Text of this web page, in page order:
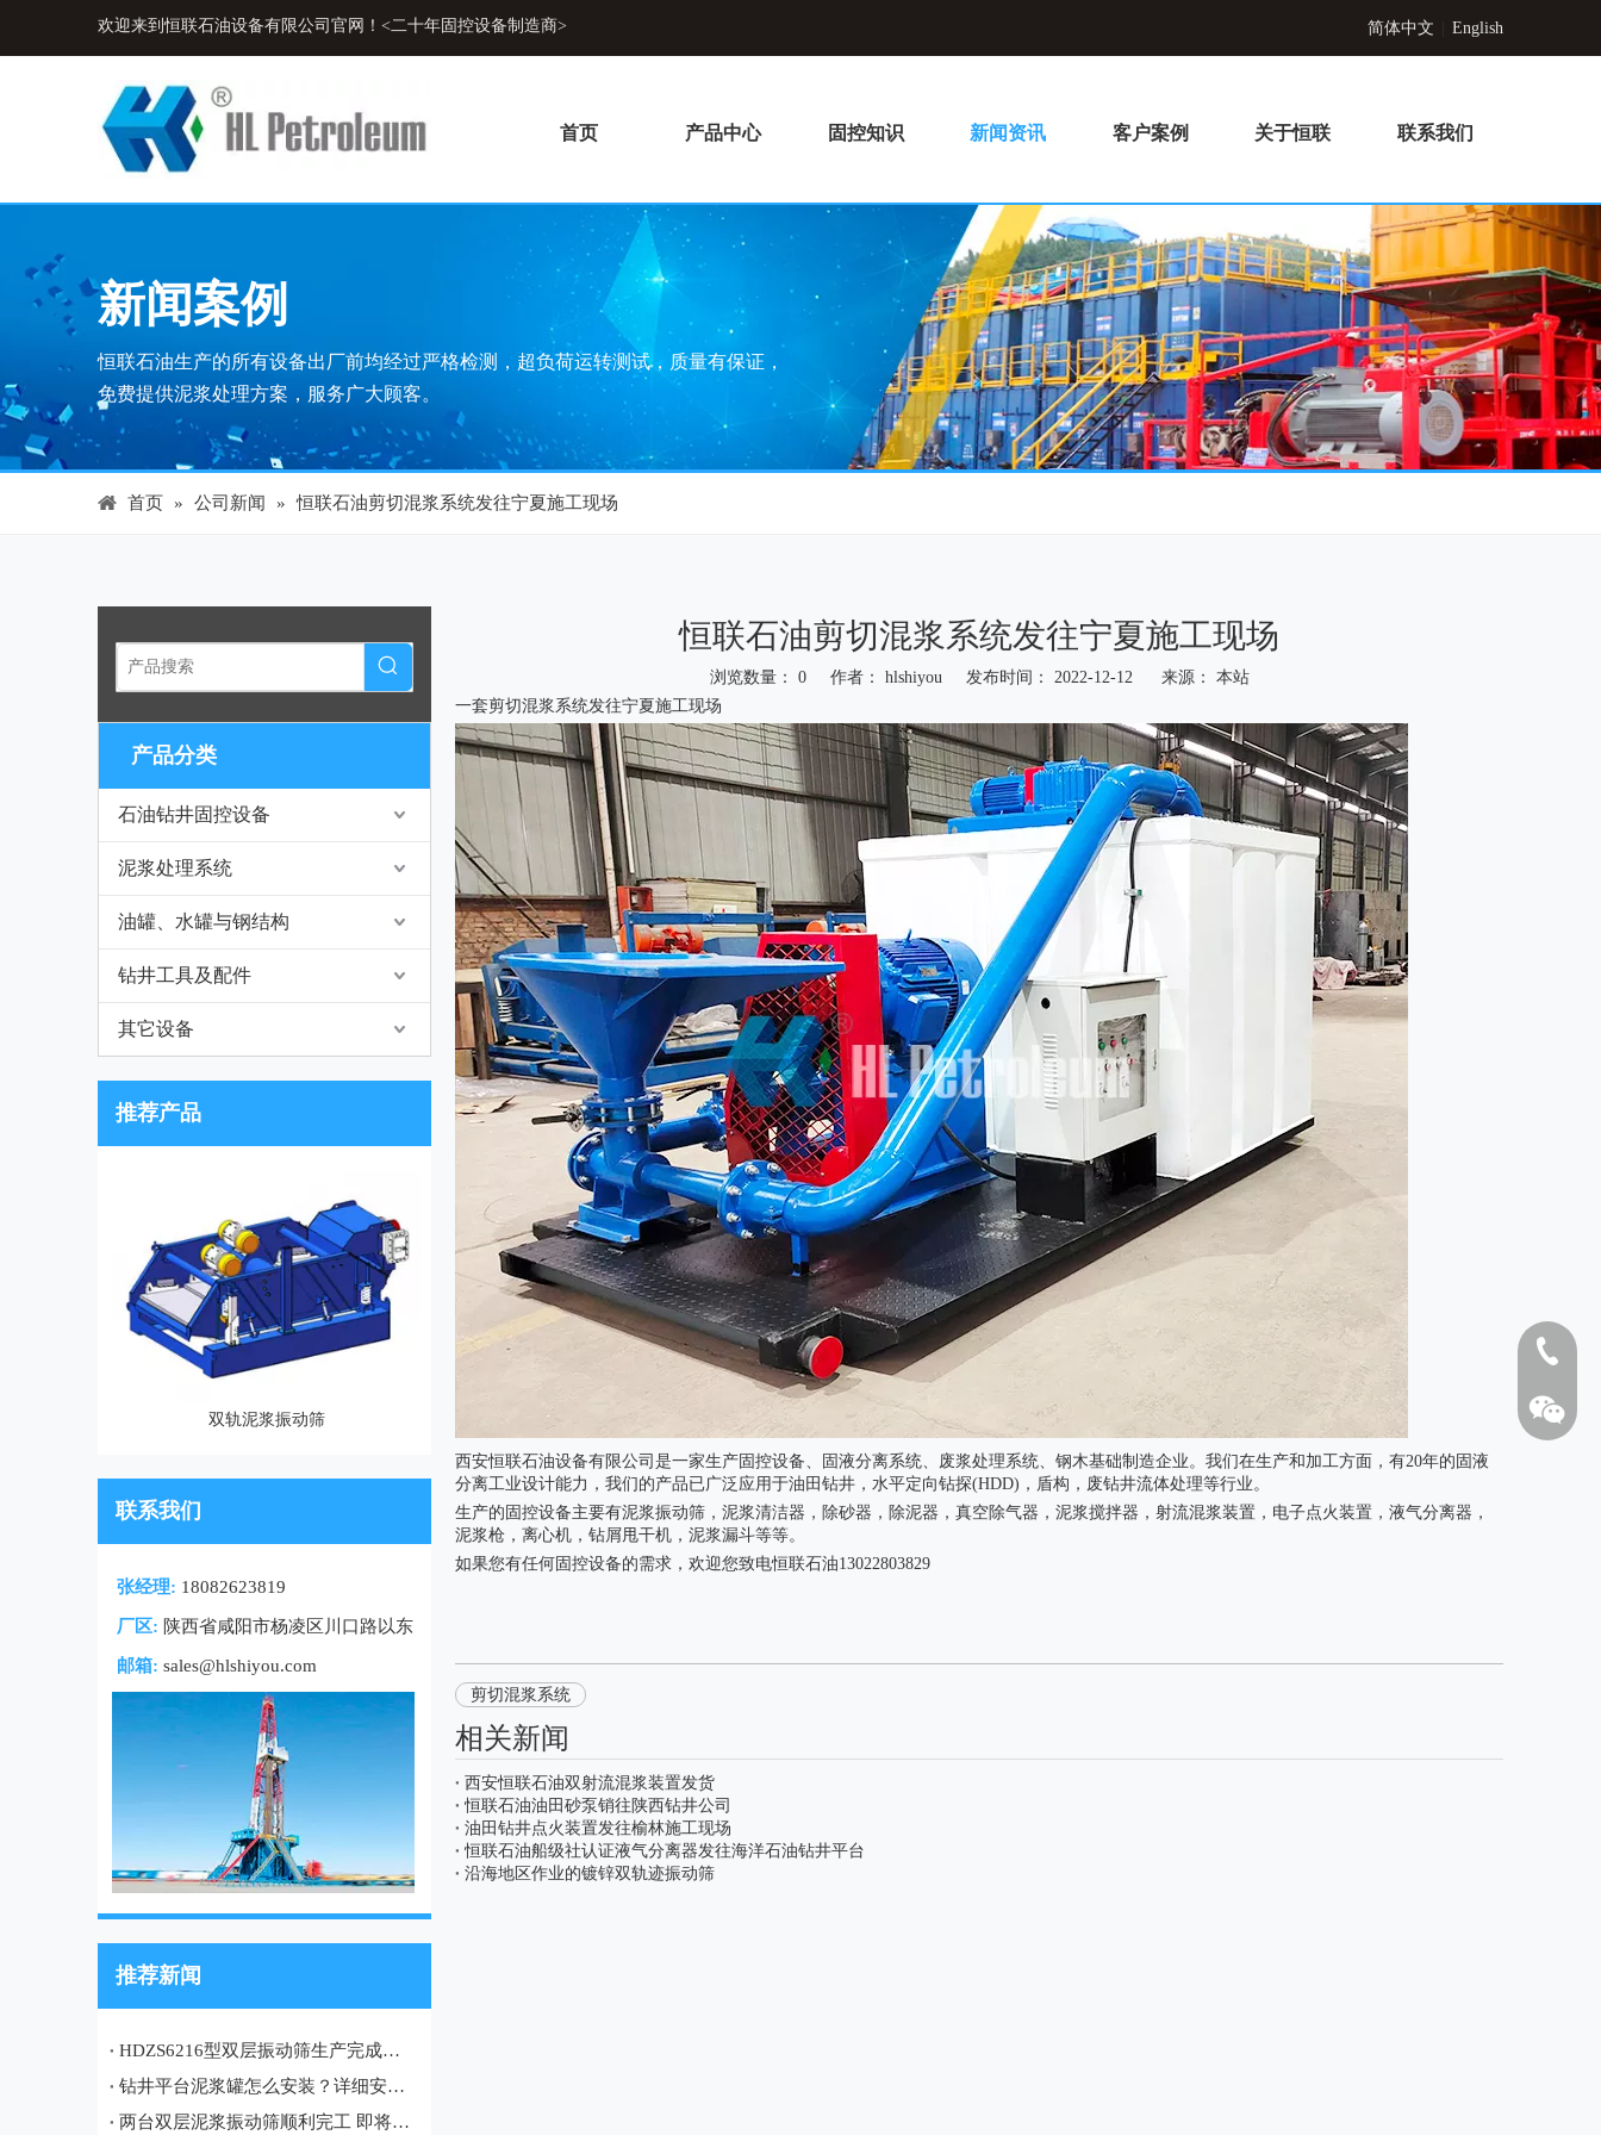
欢迎来到恒联石油设备有限公司官网！<二十年固控设备制造商> 简体中文 English
首页 产品中心 固控知识 新闻资讯 客户案例 关于恒联 联系我们
新闻案例
恒联石油生产的所有设备出厂前均经过严格检测，超负荷运转测试，质量有保证，
免费提供泥浆处理方案，服务广大顾客。
首页 » 公司新闻 » 恒联石油剪切混浆系统发往宁夏施工现场
产品分类
石油钻井固控设备
泥浆处理系统
油罐、水罐与钢结构
钻井工具及配件
其它设备
推荐产品
双轨泥浆振动筛
振动筛减震橡胶弹簧 泥浆泵配件十字头 钢结构框架筛网
联系我们
张经理: 18082623819
厂区: 陕西省咸阳市杨凌区川口路以东
邮箱: sales@hlshiyou.com
推荐新闻
HDZS6216型双层振动筛生产完成，即将发往土库曼斯坦油田项目
钻井平台泥浆罐怎么安装？详细安装流程、注意事项及现场案例
两台双层泥浆振动筛顺利完工 即将发往哈萨克斯坦油田项目
恒联石油剪切混浆系统发往宁夏施工现场
浏览数量： 0作者： hlshiyou 发布时间： 2022-12-12 来源： 本站
一套剪切混浆系统发往宁夏施工现场
西安恒联石油设备有限公司是一家生产固控设备、固液分离系统、废浆处理系统、钢木基础制造企业。我们在生产和加工方面，有20年的固液
分离工业设计能力，我们的产品已广泛应用于油田钻井，水平定向钻探(HDD)，盾构，废钻井流体处理等行业。
生产的固控设备主要有泥浆振动筛，泥浆清洁器，除砂器，除泥器，真空除气器，泥浆搅拌器，射流混浆装置，电子点火装置，液气分离器，
泥浆枪，离心机，钻屑甩干机，泥浆漏斗等等。
如果您有任何固控设备的需求，欢迎您致电恒联石油13022803829
剪切混浆系统
相关新闻
西安恒联石油双射流混浆装置发货
恒联石油油田砂泵销往陕西钻井公司
油田钻井点火装置发往榆林施工现场
恒联石油船级社认证液气分离器发往海洋石油钻井平台
沿海地区作业的镀锌双轨迹振动筛